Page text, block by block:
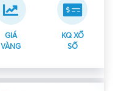
GIÁ
VÀNG
KQ XỔ
SỐ